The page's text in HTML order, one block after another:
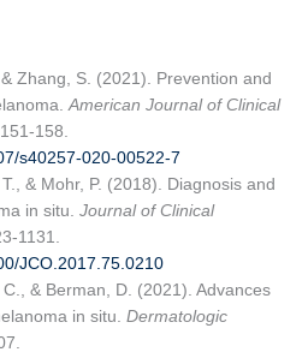
Zhang, S. (2021). Prevention and
American Journal of Clinical
158.
s40257-020-00522-7
& Mohr, P. (2018). Diagnosis and
in situ.Journal of Clinical
1131.
JCO.2017.75.0210
& Berman, D. (2021). Advances
in situ.Dermatologic